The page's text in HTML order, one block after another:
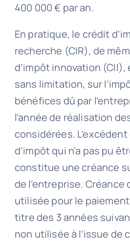
400 000 € par an.
En pratique, le crédit
recherche (CIR), de
d’impôt innovation (CII),
sans limitation, sur
bénéfices dû par
l’année de réalisation
considérées.
d’impôt qui n’a pas pu
constitue une créance
de l’entreprise. Créance
utilisée pour le paiement
titre des 3 années
non utilisée à l’issue de